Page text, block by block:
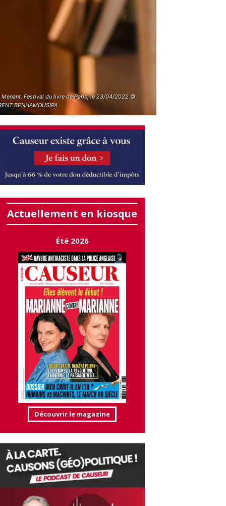
Menant, Festival du livre de Paris, le 23/04/2022 ©
BENHAMOUSIPA
Actuellement en kiosque
Été 2026
Découvrir le magazine